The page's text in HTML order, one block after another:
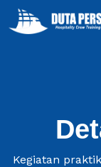
Kegiatan